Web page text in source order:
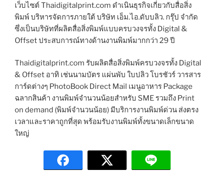
เว็บไซต์ Thaidigitalprint.com ดำเนินธุรกิจเกี่ยวกับสื่อสิ่ง
พิมพ์ บริหารจัดการภายใต้ บริษัท เอ็ม.ไอ.ดับบลิว. กรุ๊ป จำกัด
ซึ่งเป็นบริษัทที่ผลิตสื่อสิ่งพิมพ์แบบครบวงจรทั้ง Digital &
Offset ประสบการณ์ทางด้านงานพิมพ์มากกว่า 29 ปี
Thaidigitalprint.com รับผลิตสื่อสิ่งพิมพ์ครบวงจรทั้ง Digital
& Offset อาทิ เช่นนามบัตร แผ่นพับ ใบปลิว โบรชัวร์ วารสาร
การ์ดต่างๆ PhotoBook Direct Mail เมนูอาหาร Package
ฉลากสินค้า งานพิมพ์จำนวนน้อยสำหรับ SME รวมถึง Print
on demand (พิมพ์จำนวนน้อย) มีบริการงานพิมพ์ด่วน ส่งตรง
เวลาและราคาถูกที่สุด พร้อมรับงานพิมพ์ทั้งขนาดเล็กขนาด
ใหญ่